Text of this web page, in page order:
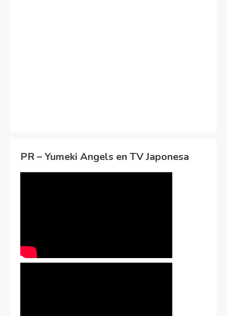
PR – Yumeki Angels en TV Japonesa